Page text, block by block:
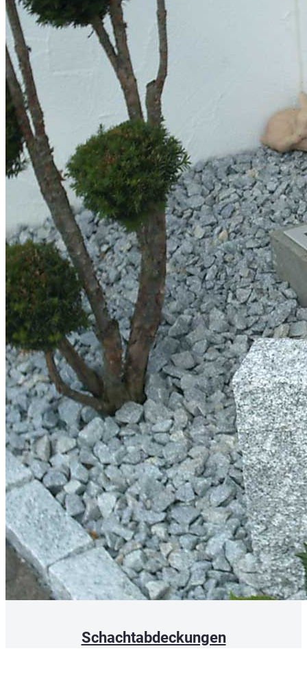
Schachtabdeckungen